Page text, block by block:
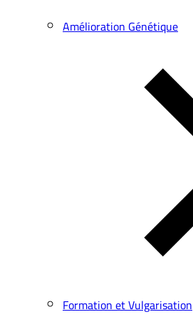
Amélioration Génétique
Formation et Vulgarisation